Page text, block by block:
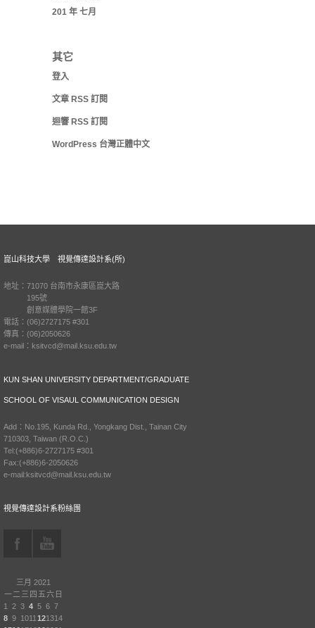
201 年 七月
其它
登入
文章 RSS 訂閱
迴響 RSS 訂閱
WordPress 台灣正體中文
崑山科技大學 視覺傳達設計系(所)
地址：71070 台南市永康區崑大路
195號
創意媒體學院一館3F
電話：(06)2727175 #301
傳真：(06)2050626
e-mail：ksitvcd@mail.ksu.edu.tw
KUN SHAN UNIVERSITY DEPARTMENT/GRADUATE
SCHOOL OF VISAUL COMMUNICATION DESIGN
Add：No.195, Kunda Rd., Yongkang Dist., Tainan City
710303, Taiwan (R.O.C.)
Tel:(+886)6-2727175 #301
Fax:(+886)6-2050626
e-mail:ksitvcd@mail.ksu.edu.tw
視覺傳達設計系粉絲團
三月 2021
一 二 三 四 五六 日
1
2 3 4 5 6 7
8 9 1011 121314